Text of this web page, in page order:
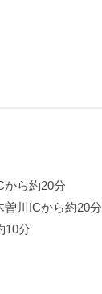
から約20分
川ICから約20分
10分